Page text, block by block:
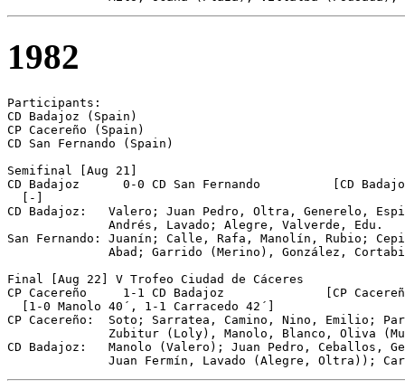
1982
Participants:
CD Badajoz (Spain)
CP Cacereño (Spain)
CD San Fernando (Spain)
Semifinal [Aug 21]
CD Badajoz	0-0 CD San Fernando          [CD Badajoz on pen.]
  [-]
CD Badajoz:   Valero; Juan Pedro, Oltra, Generelo,
              Andrés, Lavado; Alegre, Valverde, Edu.
San Fernando: Juanín; Calle, Rafa, Manolín, Rubio;
Abad; Garrido (Merino), González,
Final [Aug 22] V Trofeo Ciudad de Cáceres
CP Cacereño	1-1 CD Badajoz              [CP Cacereño on pen.]
  [1-0 Manolo 40´, 1-1 Carracedo 42´]
CP Cacereño:  Soto; Sarratea, Camino, Nino, Emilio;
Zubitur (Loly), Manolo, Blanco, Oliva
CD Badajoz:   Manolo (Valero); Juan Pedro, Ceballos,
Juan Fermín, Lavado (Alegre, Oltra));